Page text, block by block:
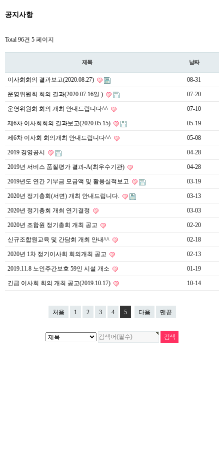
공지사항
Total 96건 5 페이지
제목 날짜
이사회회의 결과보고(2020.08.27) 08-31
운영위원회 회의 결과(2020.07.16일 ) 07-20
운영위원회 회의 개최 안내드립니다^^ 07-10
제6차 이사회회의 결과보고(2020.05.15) 05-19
제6차 이사회 회의개최 안내드립니다^^ 05-08
2019 경영공시 04-28
2019년 서비스 품질평가 결과-A(최우수기관) 04-28
2019년도 연간 기부금 모금액 및 활용실적보고 03-19
2020년 정기총회(서면) 개최 안내드립니다. 03-13
2020년 정기총회 개최 연기결정 03-03
2020년 조합원 정기총회 개최 공고 02-20
신규조합원교육 및 간담회 개최 안내^^ 02-18
2020년 1차 정기이사회 회의개최 공고 02-13
2019.11.8 노인주간보호 59인 시설 개소 01-19
긴급 이사회 회의 개최 공고(2019.10.17) 10-14
처음 1 2 3 4 5 다음 맨끝